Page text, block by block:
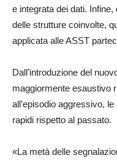
e integrata dei dati.
delle strutture coinvolte,
applicata alle ASST
Dall’introduzione del
maggiormente esaustivo
all’episodio aggressivo,
rapidi rispetto al passato.
«La metà delle